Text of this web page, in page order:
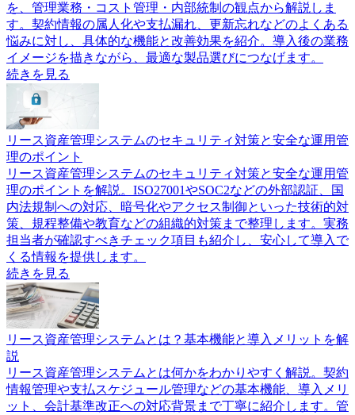
を、管理業務・コスト管理・内部統制の観点から解説しま
す。契約情報の属人化や支払漏れ、更新忘れなどのよくある
悩みに対し、具体的な機能と改善効果を紹介。導入後の業務
イメージを描きながら、最適な製品選びにつなげます。
続きを見る
リース資産管理システムのセキュリティ対策と安全な運用管
理のポイント
リース資産管理システムのセキュリティ対策と安全な運用管
理のポイントを解説。ISO27001やSOC2などの外部認証、国
内法規制への対応、暗号化やアクセス制御といった技術的対
策、規程整備や教育などの組織的対策まで整理します。実務
担当者が確認すべきチェック項目も紹介し、安心して導入で
くる情報を提供します。
続きを見る
リース資産管理システムとは？基本機能と導入メリットを解
説
リース資産管理システムとは何かをわかりやすく解説。契約
情報管理や支払スケジュール管理などの基本機能、導入メリ
ット、会計基準改正への対応背景まで丁寧に紹介します。管